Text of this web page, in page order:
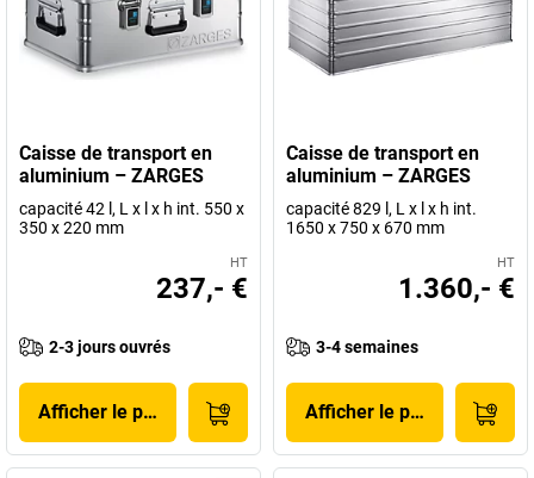
Caisse de transport en
aluminium – ZARGES
capacité 42 l, L x l x h int. 550 x
350 x 220 mm
HT
237,- €
2-3 jours ouvrés
Afficher le produit
Caisse de transport en
aluminium – ZARGES
capacité 829 l, L x l x h int.
1650 x 750 x 670 mm
HT
1.360,- €
3-4 semaines
Afficher le produit